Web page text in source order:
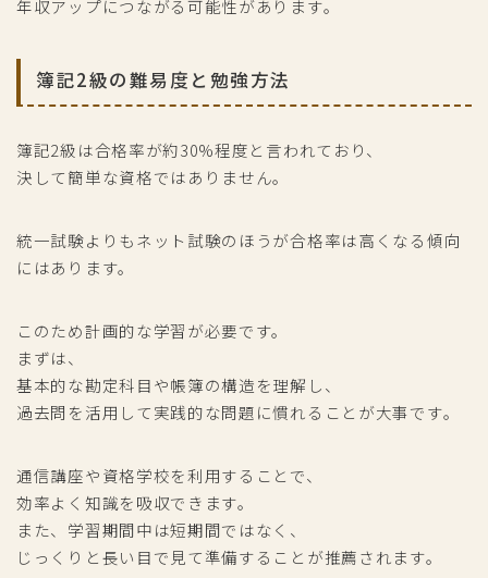
年収アップにつながる可能性があります。
簿記2級の難易度と勉強方法
簿記2級は合格率が約30%程度と言われており、
決して簡単な資格ではありません。
統一試験よりもネット試験のほうが合格率は高くなる傾向
にはあります。
このため計画的な学習が必要です。
まずは、
基本的な勘定科目や帳簿の構造を理解し、
過去問を活用して実践的な問題に慣れることが大事です。
通信講座や資格学校を利用することで、
効率よく知識を吸収できます。
また、学習期間中は短期間ではなく、
じっくりと長い目で見て準備することが推薦されます。